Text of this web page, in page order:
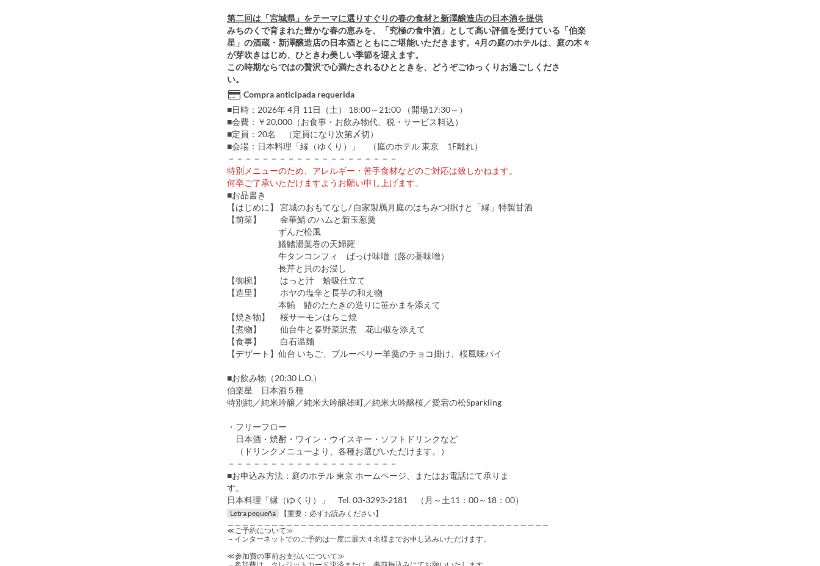
第二回は「宮城県」をテーマに選りすぐりの春の食材と新澤醸造店の日本酒を提供
みちのくで育まれた豊かな春の恵みを、「究極の食中酒」として高い評価を受けている「伯楽
星」の酒蔵・新澤醸造店の日本酒とともにご堪能いただきます。4月の庭のホテルは、庭の木々
が芽吹きはじめ、ひときわ美しい季節を迎えます。
この時期ならではの贅沢で心満たされるひとときを、どうぞごゆっくりお過ごしくださ
い。
Compra anticipada requerida
■日時：2026年 4月 11日（土） 18:00～21:00 （開場17:30～）
■会費：￥20,000（お食事・お飲み物代、税・サービス料込）
■定員：20名 （定員になり次第〆切）
■会場：日本料理「縁（ゆくり）」 （庭のホテル 東京 1F離れ）
－－－－－－－－－－－－－－－－－－－－
特別メニューのため、アレルギー・苦手食材などのご対応は致しかねます。
何卒ご了承いただけますようお願い申し上げます。
■お品書き
【はじめに】 宮城のおもてなし/ 自家製鴈月庭のはちみつ掛けと「縁」特製甘酒
【前菜】 金華鯖 のハムと新玉葱羹
ずんだ松風
鱶鰭湯葉巻の天婦羅
牛タンコンフィ ばっけ味噌（蕗の薹味噌）
長芹と貝のお浸し
【御椀】 はっと汁 蛤吸仕立て
【造里】 ホヤの塩辛と長芋の和え物
本鮪 鰆のたたきの造りに笹かまを添えて
【焼き物】 桜サーモンはらこ焼
【煮物】 仙台牛と春野菜沢煮 花山椒を添えて
【食事】 白石温麺
【デザート】仙台 いちご、ブルーベリー羊羹のチョコ掛け、桜風味パイ
■お飲み物（20:30 L.O.）
伯楽星 日本酒５種
特別純／純米吟醸／純米大吟醸雄町／純米大吟醸桜／愛宕の松Sparkling
・フリーフロー
日本酒・焼酎・ワイン・ウイスキー・ソフトドリンクなど
（ドリンクメニューより、各種お選びいただけます。）
－－－－－－－－－－－－－－－－－－－－
■お申込み方法：庭のホテル 東京 ホームページ、またはお電話にて承りま
す。
日本料理「縁（ゆくり）」 Tel. 03-3293-2181 （月～土11：00～18：00）
Letra pequeña
【重要：必ずお読みください】
≪ご予約について≫
－インターネットでのご予約は一度に最大４名様までお申し込みいただけます。
≪参加費の事前お支払いについて≫